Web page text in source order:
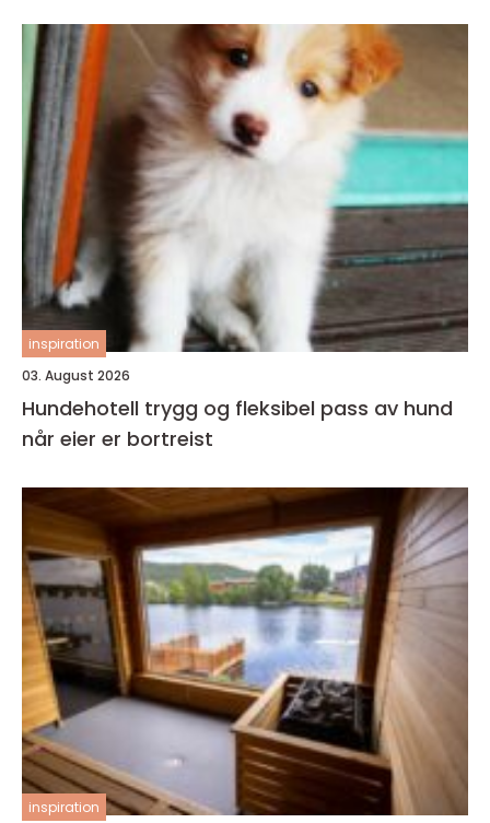
inspiration
03. August 2026
Hundehotell trygg og fleksibel pass av hund
når eier er bortreist
inspiration